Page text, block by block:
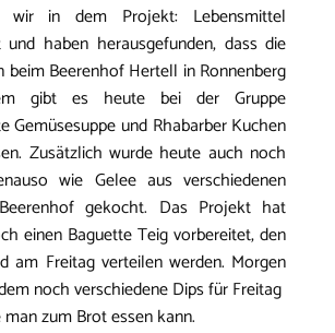
wir in dem Projekt: Lebensmittel
und haben herausgefunden, dass die
beim Beerenhof Hertell in Ronnenberg
gibt es heute bei der Gruppe
Gemüsesuppe und Rhabarber Kuchen
Zusätzlich wurde heute auch noch
wie Gelee aus verschiedenen
gekocht. Das Projekt hat
einen Baguette Teig vorbereitet, den
am Freitag verteilen werden. Morgen
noch verschiedene Dips für Freitag
zum Brot essen kann.